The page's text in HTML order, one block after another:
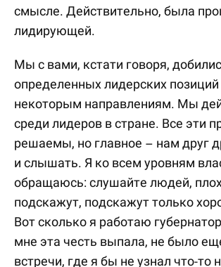
смысле. Действительно, была
лидирующей.
Мы с вами, кстати говоря,
определенных лидерских позиций
некоторым направлениям. Мы
среди лидеров в стране. Все эти
решаемы, но главное – нам друг
и слышать. Я ко всем уровням
обращаюсь: слушайте людей,
подскажут, подскажут только
Вот сколько я работаю
мне эта честь выпала, не было
встречи, где я бы не узнал что-то